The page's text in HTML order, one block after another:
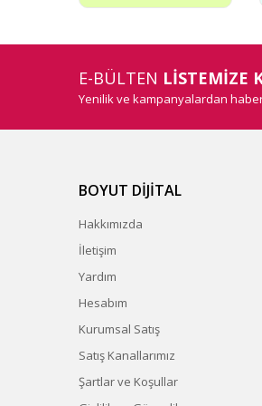
E-BÜLTEN LİSTEMİZE
Yenilik ve kampanyalardan
BOYUT DİJİTAL
Hakkımızda
İletişim
Yardım
Hesabım
Kurumsal Satış
Satış Kanallarımız
Şartlar ve Koşullar